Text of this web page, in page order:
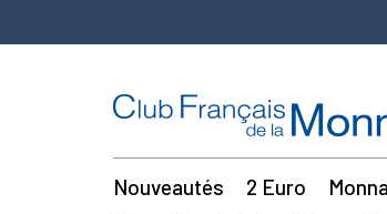
Nouveautés 2 Euro